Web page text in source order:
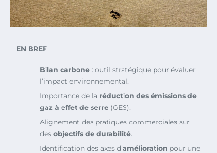
EN BREF
Bilan carbone : outil stratégique pour évaluer
l’impact environnemental.
Importance de la réduction des émissions de
gaz à effet de serre (GES).
Alignement des pratiques commerciales sur
des objectifs de durabilité.
Identification des axes d’amélioration pour une